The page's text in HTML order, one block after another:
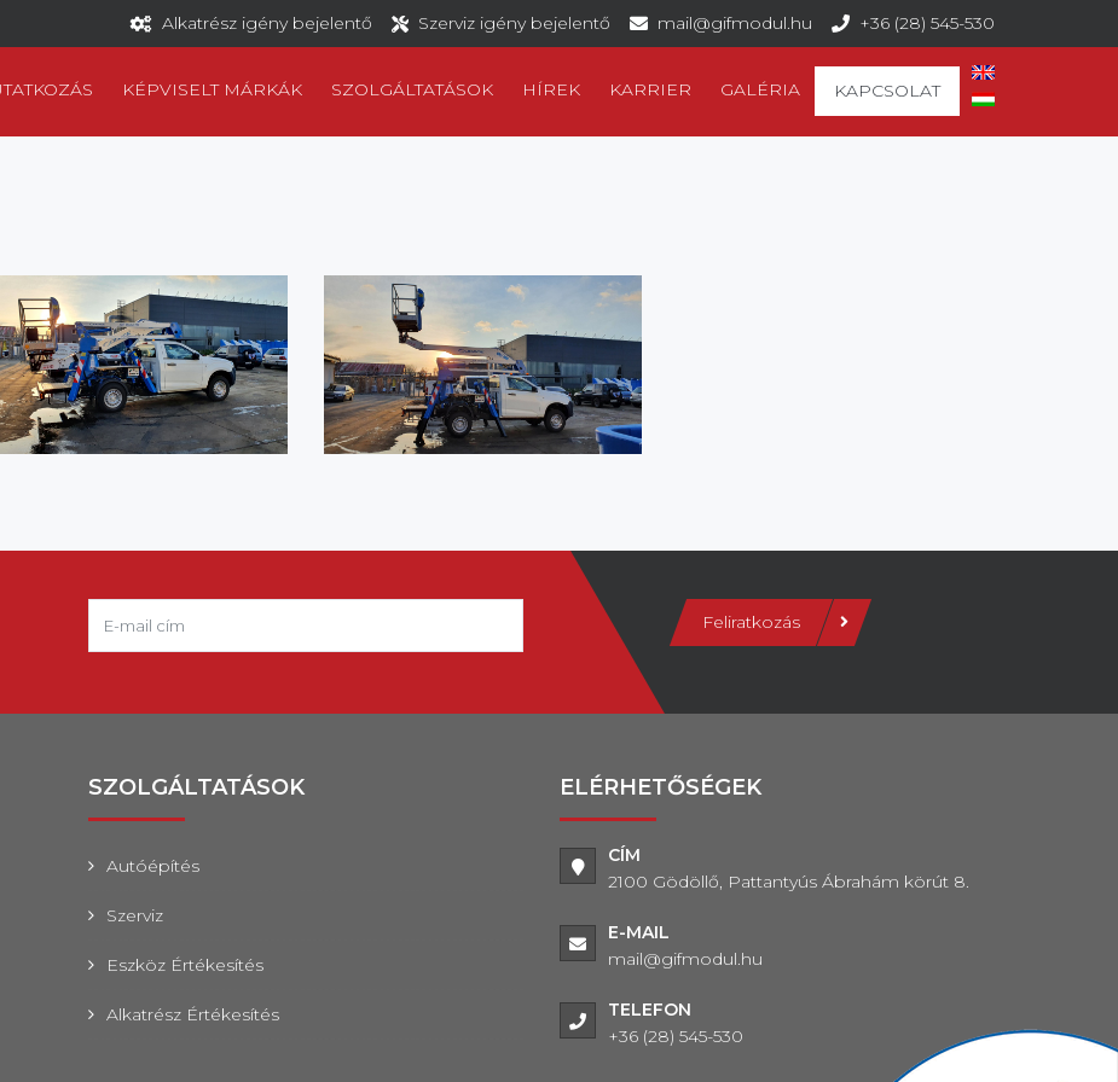
Alkatrész igény bejelentő Szerviz igény bejelentő mail@gifmodul.hu +36 (28) 545-530
KÉPVISELT MÁRKÁK SZOLGÁLTATÁSOK HÍREK KARRIER GALÉRIA KAPCSOLAT
Feliratkozás
SZOLGÁLTATÁSOK
Autóépítés
Szerviz
Eszköz Értékesítés
Alkatrész Értékesítés
ELÉRHETŐSÉGEK
CÍM
2100 Gödöllő, Pattantyús Ábrahám körút 8.
E-MAIL
mail@gifmodul.hu
TELEFON
+36 (28) 545-530